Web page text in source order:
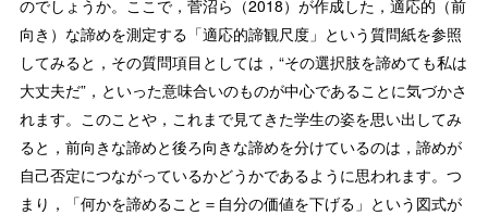
のでしょうか。ここで，菅沼ら（2018）が作成した，適応的（前
向き）な諦めを測定する「適応的諦観尺度」という質問紙を参照
してみると，その質問項目としては，“その選択肢を諦めても私は
大丈夫だ”，といった意味合いのものが中心であることに気づかさ
れます。このことや，これまで見てきた学生の姿を思い出してみ
ると，前向きな諦めと後ろ向きな諦めを分けているのは，諦めが
自己否定につながっているかどうかであるように思われます。つ
まり，「何かを諦めること＝自分の価値を下げる」という図式が